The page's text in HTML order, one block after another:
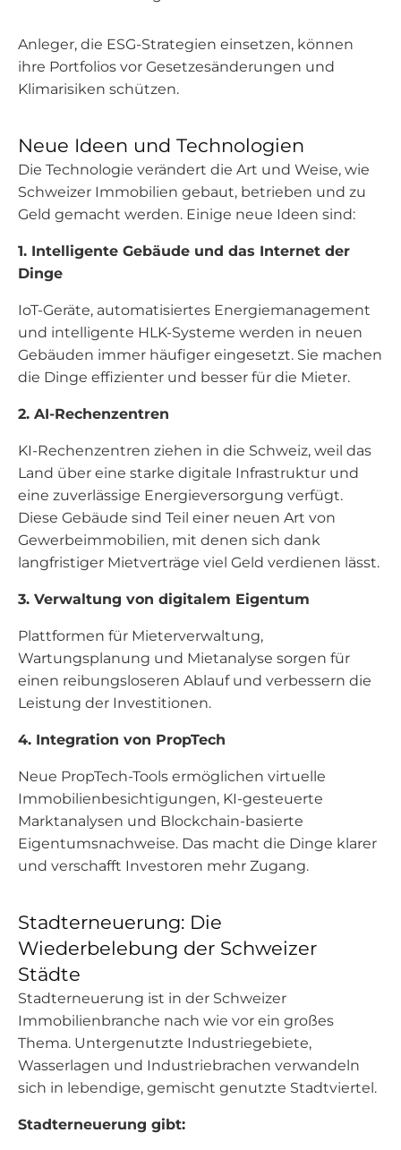
Anleger, die ESG-Strategien einsetzen, können
ihre Portfolios vor Gesetzesänderungen und
Klimarisiken schützen.
Neue Ideen und Technologien
Die Technologie verändert die Art und Weise, wie
Schweizer Immobilien gebaut, betrieben und zu
Geld gemacht werden. Einige neue Ideen sind:
1. Intelligente Gebäude und das Internet der
Dinge
IoT-Geräte, automatisiertes Energiemanagement
und intelligente HLK-Systeme werden in neuen
Gebäuden immer häufiger eingesetzt. Sie machen
die Dinge effizienter und besser für die Mieter.
2. AI-Rechenzentren
KI-Rechenzentren ziehen in die Schweiz, weil das
Land über eine starke digitale Infrastruktur und
eine zuverlässige Energieversorgung verfügt.
Diese Gebäude sind Teil einer neuen Art von
Gewerbeimmobilien, mit denen sich dank
langfristiger Mietverträge viel Geld verdienen lässt.
3. Verwaltung von digitalem Eigentum
Plattformen für Mieterverwaltung,
Wartungsplanung und Mietanalyse sorgen für
einen reibungsloseren Ablauf und verbessern die
Leistung der Investitionen.
4. Integration von PropTech
Neue PropTech-Tools ermöglichen virtuelle
Immobilienbesichtigungen, KI-gesteuerte
Marktanalysen und Blockchain-basierte
Eigentumsnachweise. Das macht die Dinge klarer
und verschafft Investoren mehr Zugang.
Stadterneuerung: Die
Wiederbelebung der Schweizer
Städte
Stadterneuerung ist in der Schweizer
Immobilienbranche nach wie vor ein großes
Thema. Untergenutzte Industriegebiete,
Wasserlagen und Industriebrachen verwandeln
sich in lebendige, gemischt genutzte Stadtviertel.
Stadterneuerung gibt: